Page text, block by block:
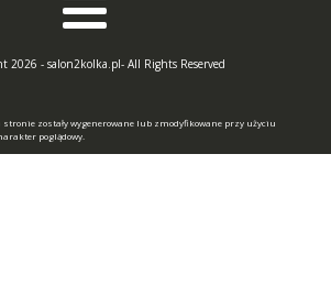
2026 - salon2kolka.pl- All Rights Reserved
zostały wygenerowane lub zmodyfikowane przy użyciu
poglądowy.